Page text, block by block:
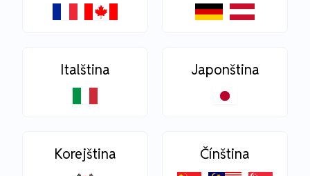
Italština Japonština
Korejština Čínština